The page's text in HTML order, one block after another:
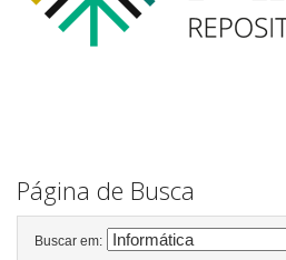
Página de Busca
Buscar em: